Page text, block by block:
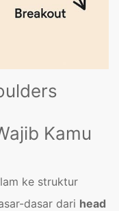
Kamu
ke struktur
dasar dari head